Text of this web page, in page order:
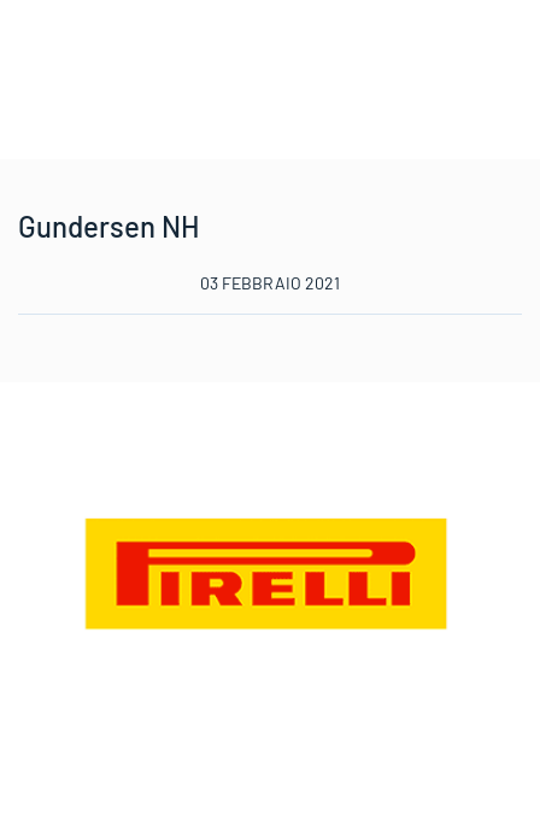
Gundersen NH
03 FEBBRAIO 2021